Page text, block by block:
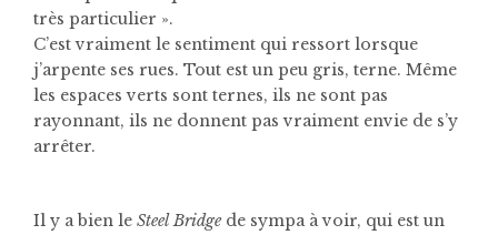
très particulier ».
C’est vraiment le sentiment qui ressort lorsque
j’arpente ses rues. Tout est un peu gris, terne. Même
les espaces verts sont ternes, ils ne sont pas
rayonnant, ils ne donnent pas vraiment envie de s’y
arrêter.
Il y a bien le Steel Bridgede sympa à voir, qui est un